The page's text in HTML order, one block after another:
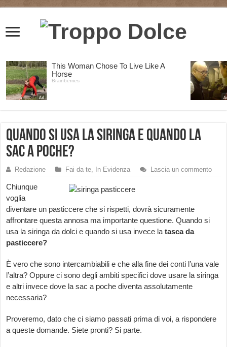
Quando si usa la siringa e quando la
sac a poche?
Redazione Fai da te, In Evidenza Lascia un commento
Chiunque
voglia
diventare un pasticcere che si rispetti, dovrà sicuramente
affrontare questa annosa ma importante questione. Quando si
usa la siringa da dolci e quando si usa invece latasca da
pasticcere?
È vero che sono intercambiabili e che alla fine dei conti l’una vale
l’altra? Oppure ci sono degli ambiti specifici dove usare la siringa
e altri invece dove la sac a poche diventa assolutamente
necessaria?
Proveremo, dato che ci siamo passati prima di voi, a rispondere
a queste domande. Siete pronti? Si parte.